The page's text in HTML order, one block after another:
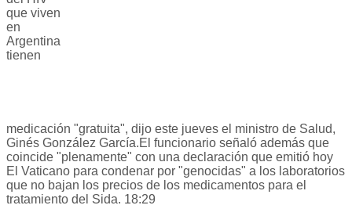
que viven
en
Argentina
tienen
medicación "gratuita", dijo este jueves el ministro de Salud,
Ginés González García.El funcionario señaló además que
coincide "plenamente" con una declaración que emitió hoy
El Vaticano para condenar por "genocidas" a los laboratorios
que no bajan los precios de los medicamentos para el
tratamiento del Sida. 18:29